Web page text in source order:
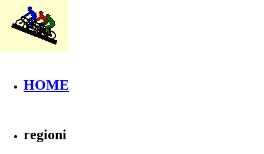
HOME
regioni